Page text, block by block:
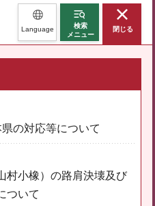
Language
検索
メニュー
閉じる
の対応等について
村小橡）の路肩決壊及び
ついて